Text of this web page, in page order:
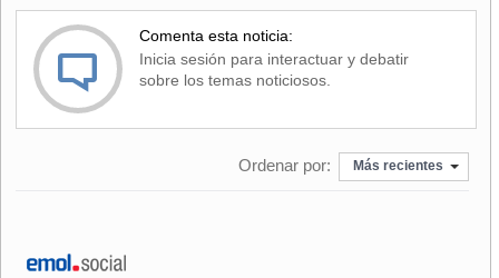
Comenta esta noticia:
Inicia sesión para interactuar y debatir
sobre los temas noticiosos.
Ordenar por: Más recientes